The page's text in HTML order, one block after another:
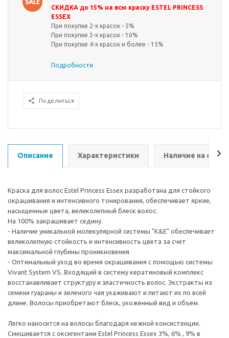
СКИДКА до 15% на всю краску ESTEL PRINCESS
ESSEX
При покупке 2-х красок - 5%
При покупке 3-х красок - 10%
При покупке 4-х красок и более - 15%
Подробности
Поделиться
Описание Характеристики Наличие на
Краска для волос Estel Princess Essex разработана для стойкого
окрашивания и интенсивного тонирования, обеспечивает яркие,
насыщенные цвета, великолепный блеск волос.
На 100% закрашивает седину.
- Наличие уникальной молекулярной системы "K&E" обеспечивает
великолепную стойкость и интенсивность цвета за счет
максимальной глубины проникновения
- Оптимальный уход во время окрашивания с помощью системы
Vivant System VS. Входящий в систему кератиновый комплекс
восстанавливает структуру и эластичность волос. Экстракты из
семени гуараны и зеленого чая ухаживают и питают их по всей
длине. Волосы приобретают блеск, ухоженный вид и объем.
Легко наносится на волосы благодаря нежной консистенции.
Смешивается с оксигентами Estel Princess Essex 3%, 6% , 9% в